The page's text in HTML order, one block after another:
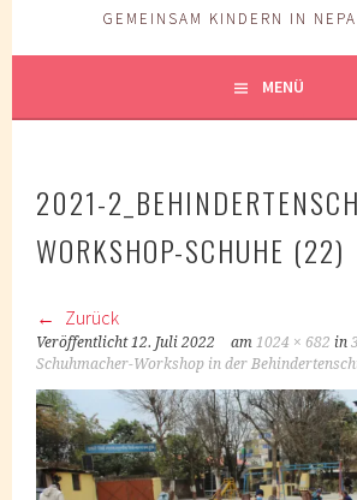
GEMEINSAM KINDERN IN
MENÜ
2021-
WORKSHOP-SCHUHE (22)
Zurück
Veröffentlicht12. Juli 2022 am1024 × 682 in
Schuhmacher-Workshop in der